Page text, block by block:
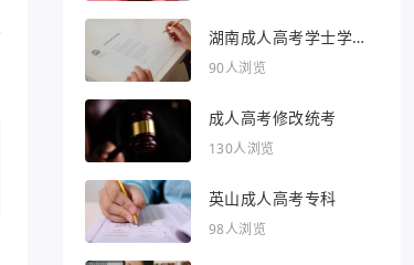
湖南成人高考学士学位
外语行业文章
90人浏览
成人高考修改统考
130人浏览
英山成人高考专科
98人浏览